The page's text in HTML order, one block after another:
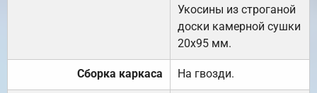
Укосины из строганой
доски камерной сушки
20х95 мм.
Сборка каркаса На гвозди.